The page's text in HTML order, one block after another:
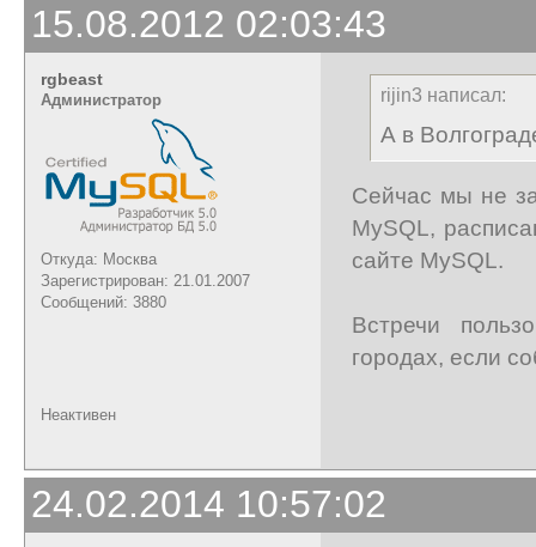
15.08.2012 02:03:43
rgbeast
Администратор
Откуда: Москва
Зарегистрирован: 21.01.2007
Сообщений: 3880
rijin3 написал:
А в
Сейчас мы не
MySQL,
сайте MySQL.
Встречи
городах, если
Неактивен
24.02.2014 10:57:02